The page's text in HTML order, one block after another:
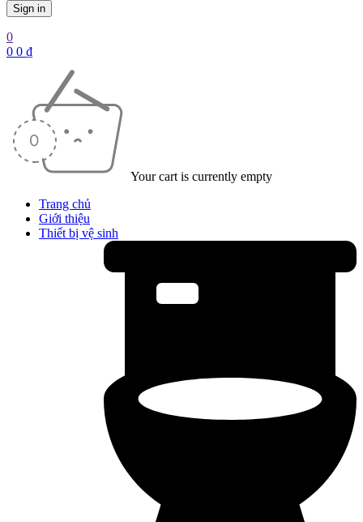
0
0 0 ₫
Your cart is currently empty
Trang chủ
Giới thiệu
Thiết bị vệ sinh